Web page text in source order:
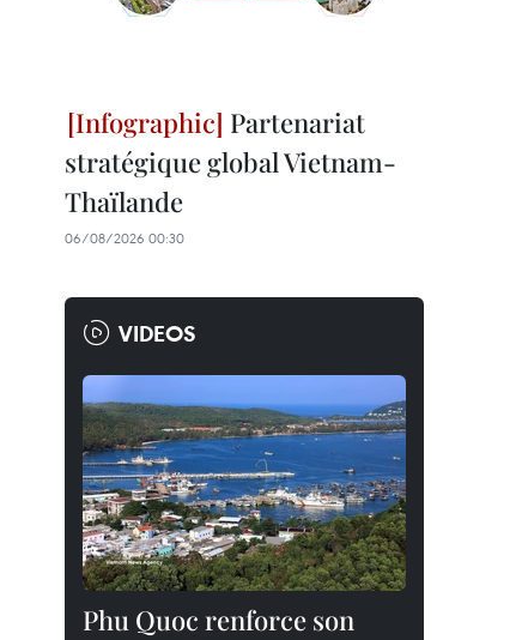
Partenariat
stratégique global Vietnam-
Thaïlande
06/08/2026 00:30
VIDEOS
Phu Quoc renforce son